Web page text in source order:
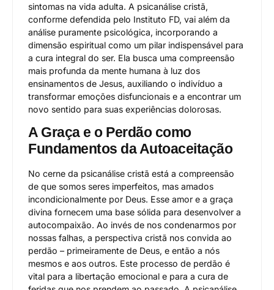
sintomas na vida adulta. A psicanálise cristã,
conforme defendida pelo Instituto FD, vai além da
análise puramente psicológica, incorporando a
dimensão espiritual como um pilar indispensável para
a cura integral do ser. Ela busca uma compreensão
mais profunda da mente humana à luz dos
ensinamentos de Jesus, auxiliando o indivíduo a
transformar emoções disfuncionais e a encontrar um
novo sentido para suas experiências dolorosas.
A Graça e o Perdão como
Fundamentos da Autoaceitação
No cerne da psicanálise cristã está a compreensão
de que somos seres imperfeitos, mas amados
incondicionalmente por Deus. Esse amor e a graça
divina fornecem uma base sólida para desenvolver a
autocompaixão. Ao invés de nos condenarmos por
nossas falhas, a perspectiva cristã nos convida ao
perdão – primeiramente de Deus, e então a nós
mesmos e aos outros. Este processo de perdão é
vital para a libertação emocional e para a cura de